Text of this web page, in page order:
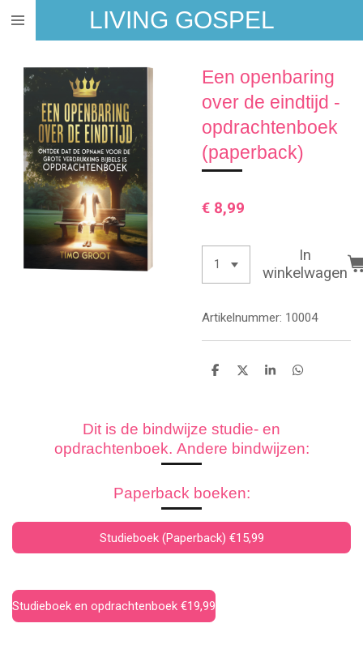
Ga
direct
hoofdinhoud
LIVING GOSPEL
Een openbaring
over de eindtijd -
opdrachtenboek
(paperback)
€ 8,99
In
winkelwagen
Artikelnummer: 10004
D
n
D
S
e
D
Dit is de bindwijze studie- en
opdrachtenboek. Andere bindwijzen:
Paperback boeken:
Studieboek (Paperback) €15,99
Studieboek en opdrachtenboek €19,99